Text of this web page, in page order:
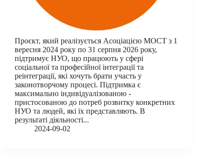
Проєкт, який реалізується Асоціацією МОСТ з 1
вересня 2024 року по 31 серпня 2026 року,
підтримує НУО, що працюють у сфері
соціальної та професійної інтеграції та
реінтеграції, які хочуть брати участь у
законотворчому процесі. Підтримка є
максимально індивідуалізованою -
пристосованою до потреб розвитку конкретних
НУО та людей, які їх представляють. В
результаті діяльності...
2024-09-02